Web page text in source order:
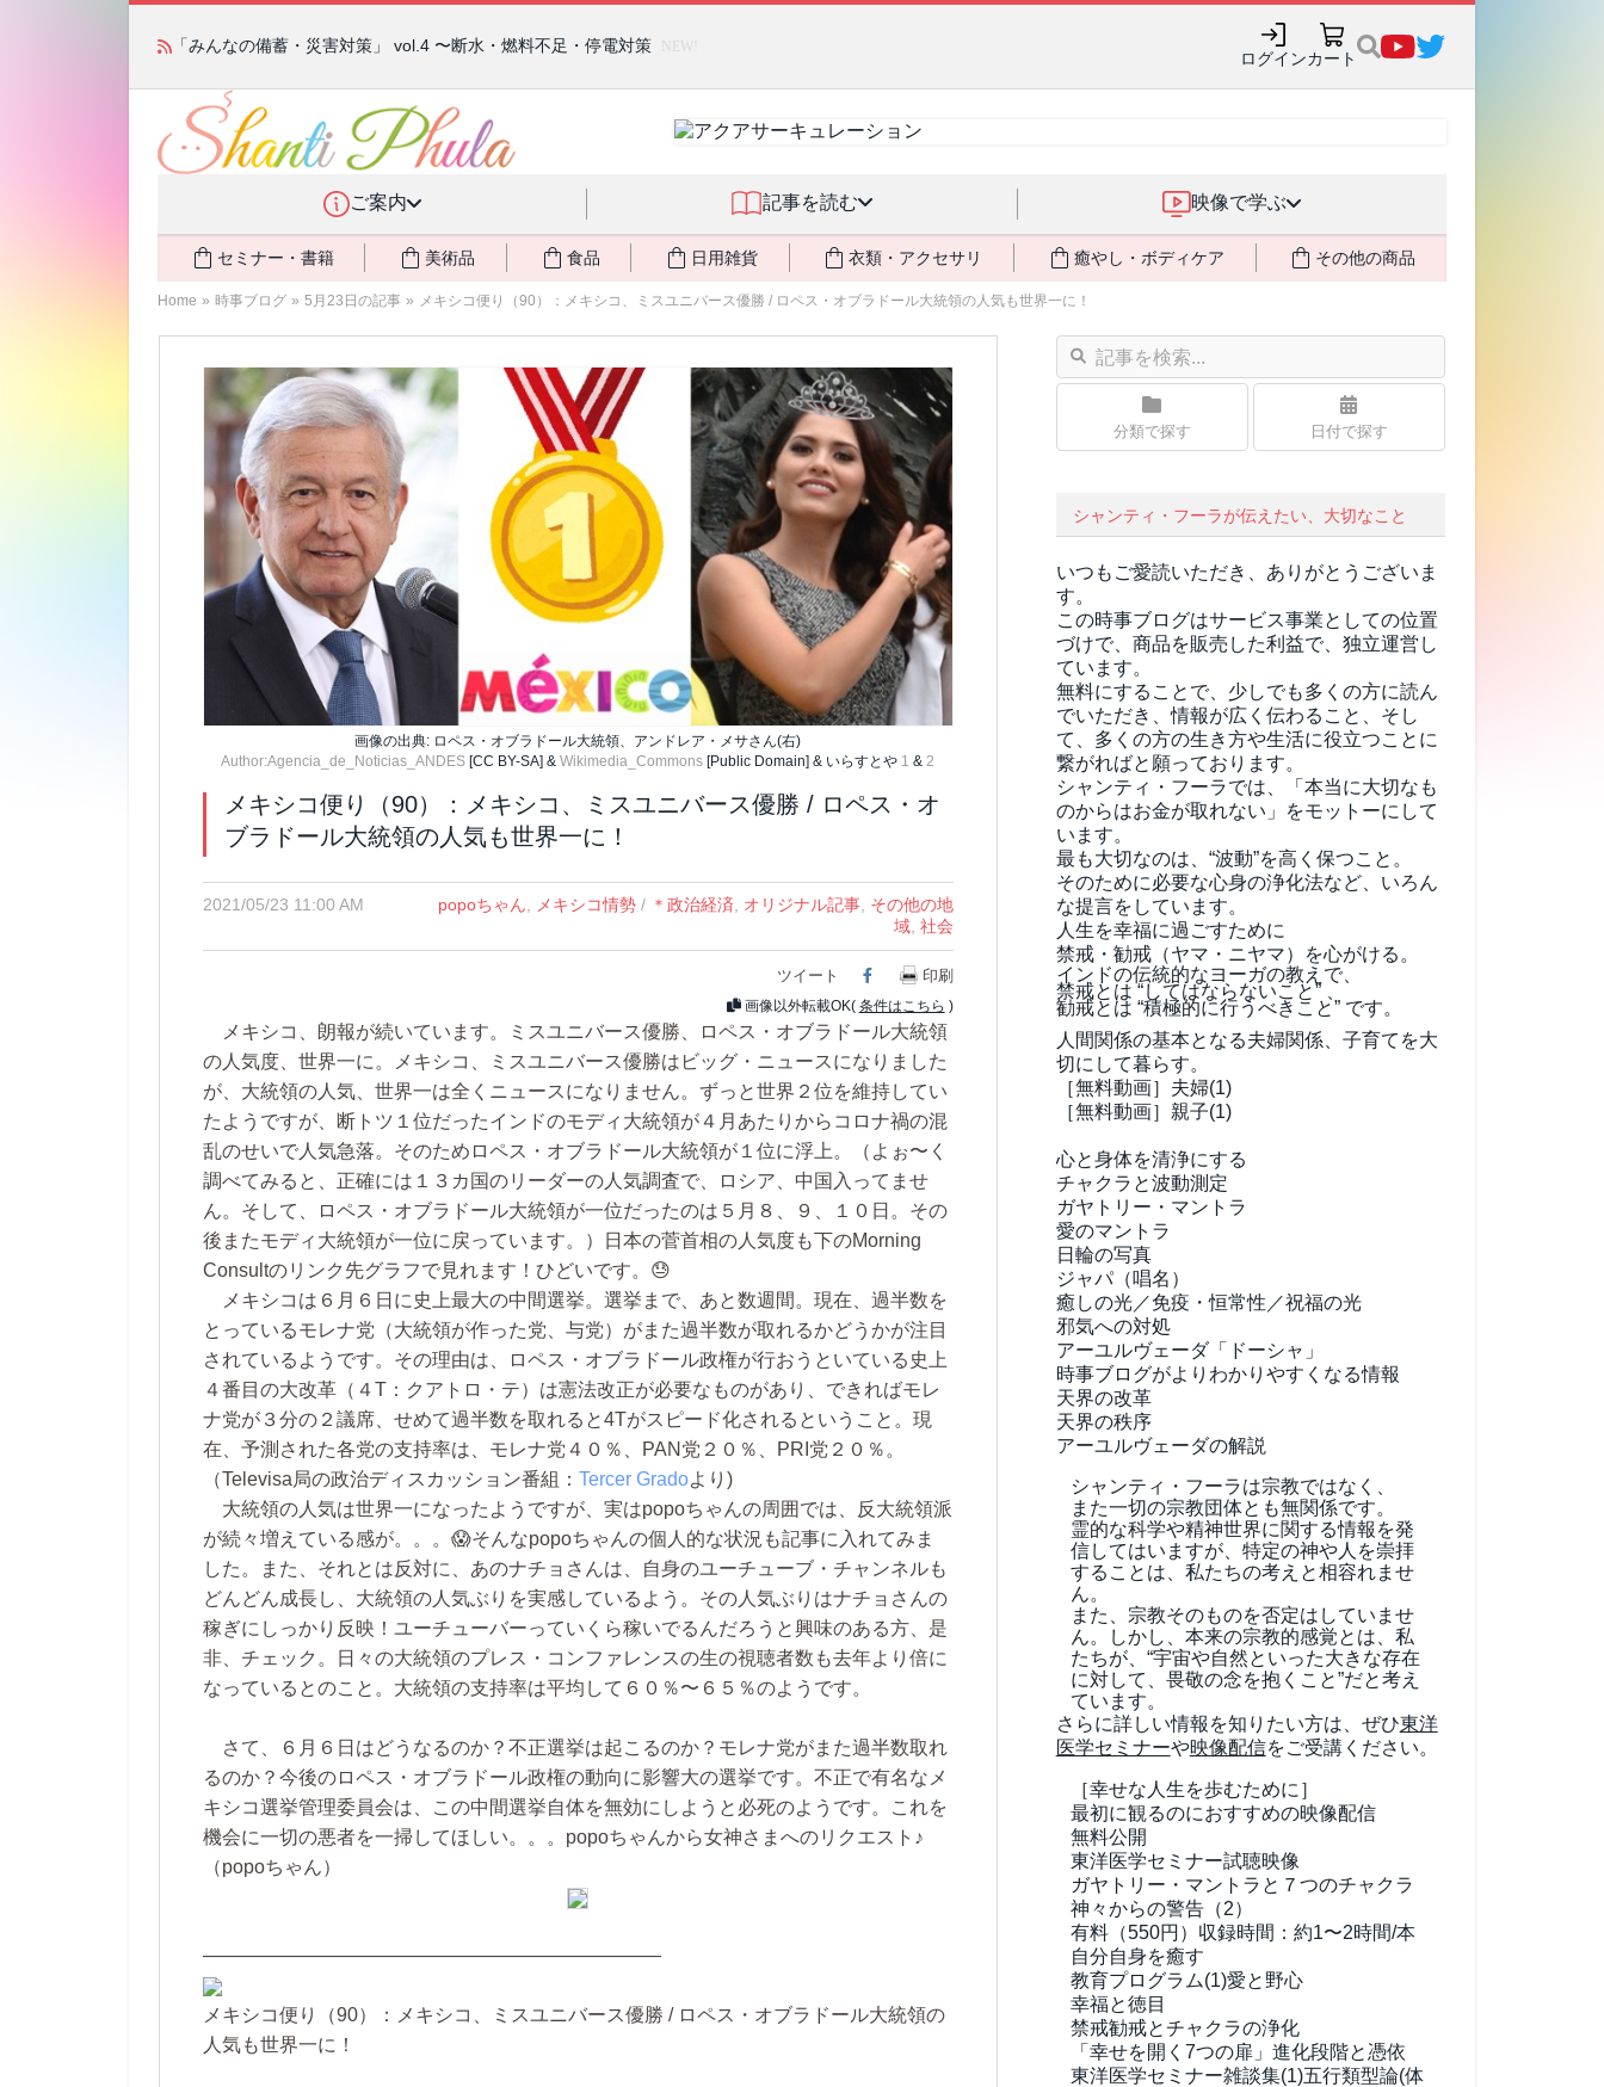
「みんなの備蓄・災害対策」 vol.4 〜断水・燃料不足・停電対策 NEW!
ログインカート
ご案内 記事を読む 映像で学ぶ
セミナー・書籍 美術品 食品 日用雑貨 衣類・アクセサリ 癒やし・ボディケア その他の商品
Home » 時事ブログ » 5月23日の記事 » メキシコ便り（90）：メキシコ、ミスユニバース優勝 / ロペス・オブラドール大統領の人気も世界一に！
画像の出典: ロペス・オブラドール大統領、アンドレア・メサさん(右)
Author:Agencia_de_Noticias_ANDES [CC BY-SA] &Wikimedia_Commons [Public Domain] & いらすとや 1 &2
メキシコ便り（90）：メキシコ、ミスユニバース優勝 / ロペス・オ
ブラドール大統領の人気も世界一に！
2021/05/23 11:00 AM popoちゃん メキシコ情勢/ ＊政治経済 オリジナル記事, その他の地
域, 社会
ツイート Facebook
印刷
画像以外転載OK( 条件はこちら )
メキシコ、朗報が続いています。ミスユニバース優勝、ロペス・オブラドール大統領
の人気度、世界一に。メキシコ、ミスユニバース優勝はビッグ・ニュースになりました
が、大統領の人気、世界一は全くニュースになりません。ずっと世界２位を維持してい
たようですが、断トツ１位だったインドのモディ大統領が４月あたりからコロナ禍の混
乱のせいで人気急落。そのためロペス・オブラドール大統領が１位に浮上。（よぉ〜く
調べてみると、正確には１３カ国のリーダーの人気調査で、ロシア、中国入ってませ
ん。そして、ロペス・オブラドール大統領が一位だったのは５月８、９、１０日。その
後またモディ大統領が一位に戻っています。）日本の菅首相の人気度も下のMorning
Consultのリンク先グラフで見れます！ひどいです。😓
メキシコは６月６日に史上最大の中間選挙。選挙まで、あと数週間。現在、過半数を
とっているモレナ党（大統領が作った党、与党）がまた過半数が取れるかどうかが注目
されているようです。その理由は、ロペス・オブラドール政権が行おうといている史上
４番目の大改革（４T：クアトロ・テ）は憲法改正が必要なものがあり、できればモレ
ナ党が３分の２議席、せめて過半数を取れると4Tがスピード化されるということ。現
在、予測された各党の支持率は、モレナ党４０％、PAN党２０％、PRI党２０％。
（Televisa局の政治ディスカッション番組： Tercer Gradoより)
大統領の人気は世界一になったようですが、実はpopoちゃんの周囲では、反大統領派
が続々増えている感が。。。😱そんなpopoちゃんの個人的な状況も記事に入れてみま
した。また、それとは反対に、あのナチョさんは、自身のユーチューブ・チャンネルも
どんどん成長し、大統領の人気ぶりを実感しているよう。その人気ぶりはナチョさんの
稼ぎにしっかり反映！ユーチューバーっていくら稼いでるんだろうと興味のある方、是
非、チェック。日々の大統領のプレス・コンファレンスの生の視聴者数も去年より倍に
なっているとのこと。大統領の支持率は平均して６０％〜６５％のようです。
さて、６月６日はどうなるのか？不正選挙は起こるのか？モレナ党がまた過半数取れ
るのか？今後のロペス・オブラドール政権の動向に影響大の選挙です。不正で有名なメ
キシコ選挙管理委員会は、この中間選挙自体を無効にしようと必死のようです。これを
機会に一切の悪者を一掃してほしい。。。popoちゃんから女神さまへのリクエスト♪
（popoちゃん）
————————————————————————
メキシコ便り（90）：メキシコ、ミスユニバース優勝 / ロペス・オブラドール大統領の
人気も世界一に！
分類で探す 日付で探す
シャンティ・フーラが伝えたい、大切なこと
いつもご愛読いただき、ありがとうございま
す。
この時事ブログはサービス事業としての位置
づけで、商品を販売した利益で、独立運営し
ています。
無料にすることで、少しでも多くの方に読ん
でいただき、情報が広く伝わること、そし
て、 多くの方の生き方や生活に役立つことに
繋がればと願っております。
シャンティ・フーラでは、「本当に大切なも
のからはお金が取れない」をモットーにして
います。
最も大切なのは、“波動”を高く保つこと。
そのために必要な心身の浄化法など、いろん
な提言をしています。
人生を幸福に過ごすために
禁戒・勧戒（ヤマ・ニヤマ）を心がける。
インドの伝統的なヨーガの教えで、
禁戒とは “してはならないこと” 、
勧戒とは “積極的に行うべきこと” です。
人間関係の基本となる夫婦関係、子育てを大
切にして暮らす。
［無料動画］夫婦(1)
［無料動画］親子(1)
心と身体を清浄にする
チャクラと波動測定
ガヤトリー・マントラ
愛のマントラ
日輪の写真
ジャパ（唱名）
癒しの光／免疫・恒常性／祝福の光
邪気への対処
アーユルヴェーダ「ドーシャ」
時事ブログがよりわかりやすくなる情報
天界の改革
天界の秩序
アーユルヴェーダの解説
シャンティ・フーラは宗教ではなく、
また一切の宗教団体とも無関係です。
霊的な科学や精神世界に関する情報を発
信してはいますが、特定の神や人を崇拝
することは、私たちの考えと相容れませ
ん。
また、宗教そのものを否定はしていませ
ん。しかし、本来の宗教的感覚とは、私
たちが、“宇宙や自然といった大きな存在
に対して、畏敬の念を抱くこと”だと考え
ています。
さらに詳しい情報を知りたい方は、ぜひ東洋
医学セミナーや映像配信をご受講ください。
［幸せな人生を歩むために］
最初に観るのにおすすめの映像配信
無料公開
東洋医学セミナー試聴映像
ガヤトリー・マントラと７つのチャクラ
神々からの警告（2）
有料（550円） 収録時間：約1〜2時間/本
自分自身を癒す
教育プログラム(1)愛と野心
幸福と徳目
禁戒勧戒とチャクラの浄化
「幸せを開く7つの扉」進化段階と憑依
東洋医学セミナー雑談集(1)五行類型論(体